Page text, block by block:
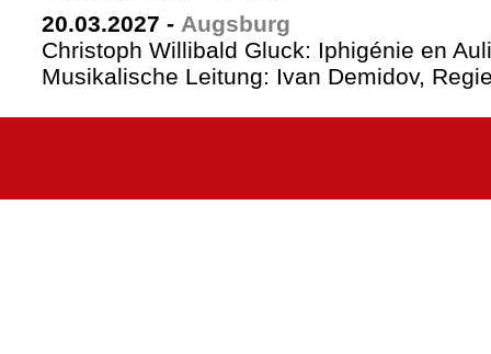
20.03.2027 - Augsburg
Christoph Willibald Gluck: Iphigénie en
Musikalische Leitung: Ivan Demidov,